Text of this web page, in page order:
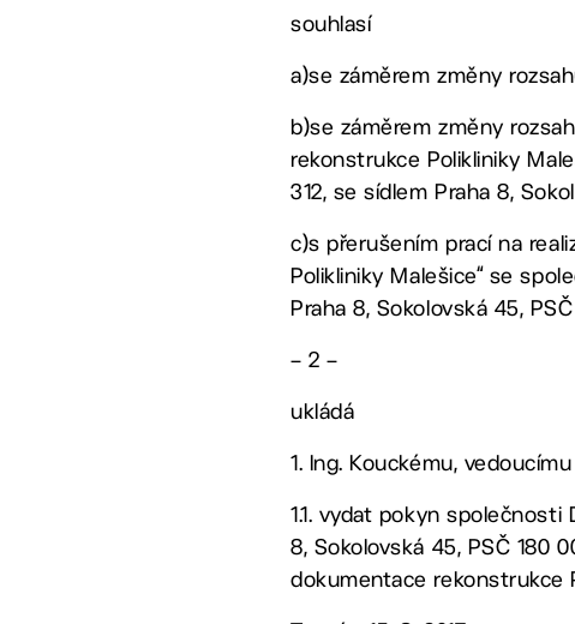
souhlasí
a)se záměrem změny
b)se záměrem změny
rekonstrukce Polikliniky
312, se sídlem Praha 8,
c)s přerušením prací na
Polikliniky Malešice“ se
Praha 8, Sokolovská 45,
– 2 –
ukládá
1. Ing. Kouckému,
1.1. vydat pokyn společnosti
8, Sokolovská 45, PSČ 180
dokumentace rekonstrukce